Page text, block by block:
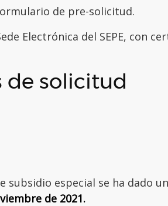
de pre-solicitud.
Electrónica del SEPE, con
de solicitud
subsidio especial se ha dado
de 2021.